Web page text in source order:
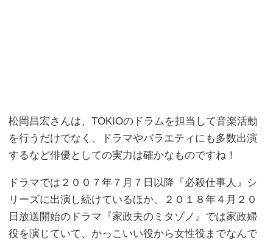
松岡昌宏さんは、TOKIOのドラムを担当して音楽活動
を行うだけでなく、ドラマやバラエティにも多数出演
するなど俳優としての実力は確かなものですね！
ドラマでは２００７年７月７日以降『必殺仕事人』シ
リーズに出演し続けているほか、２０１８年４月２０
日放送開始のドラマ『家政夫のミタゾノ』では家政婦
役を演じていて、かっこいい役から女性役までなんで